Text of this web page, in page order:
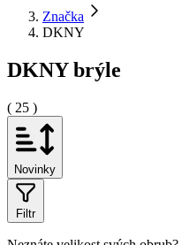
Značka
DKNY
DKNY brýle
( 25 )
Novinky
Filtr